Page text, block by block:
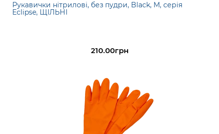
Рукавички нітрилові, без пудри, Black, M, серія
Eclipse, ЩІЛЬНІ
210.00грн